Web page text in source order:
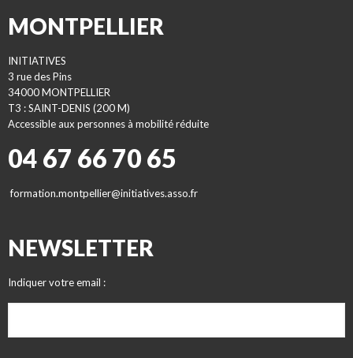
MONTPELLIER
INITIATIVES
3 rue des Pins
34000 MONTPELLIER
T3 : SAINT-DENIS (200 M)
Accessible aux personnes à mobilité réduite
04 67 66 70 65
formation.montpellier@initiatives.asso.fr
NEWSLETTER
Indiquer votre email :